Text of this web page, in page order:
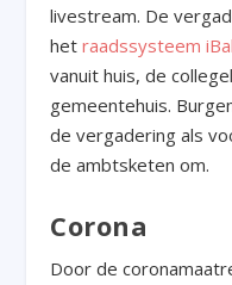
livestream. De
hetraadssysteem
vanuit huis, de
gemeentehuis.
de vergadering als
de ambtsketen om.
Corona
Door de